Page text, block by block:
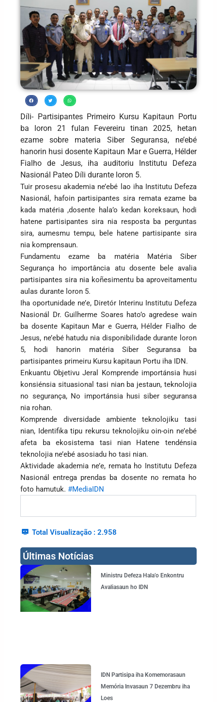
Díli- Partisipantes Primeiro Kursu Kapitaun Portu
ba loron 21 fulan Fevereiru tinan 2025, hetan
ezame sobre materia Siber Seguransa, ne’ebé
hanorin husi dosente Kapitaun Mar e Guerra, Hélder
Fialho de Jesus, iha auditoriu Institutu Defeza
Nasionál Pateo Díli durante loron 5.
Tuir prosesu akademia ne’ebé lao iha Institutu Defeza
Nasionál, hafoin partisipantes sira remata ezame ba
kada matéria ,dosente hala’o kedan koreksaun, hodi
hatene partisipantes sira nia resposta ba perguntas
sira, aumesmu tempu, bele hatene partisipante sira
nia komprensaun.
Fundamentu ezame ba matéria Matéria Siber
Segurança ho importância atu dosente bele avalia
partisipantes sira nia koñesimentu ba aproveitamentu
aulas durante loron 5.
Iha oportunidade ne’e, Diretór Interinu Institutu Defeza
Nasionál Dr. Guilherme Soares hato’o agredese wain
ba dosente Kapitaun Mar e Guerra, Hélder Fialho de
Jesus, ne’ebé hatudu nia disponibilidade durante loron
5, hodi hanorin matéria Siber Seguransa ba
partisipantes primeiru Kursu kapitaun Portu iha IDN.
Enkuantu Objetivu Jeral Komprende importánsia husi
konsiénsia situasional tasi nian ba jestaun, teknolojia
no segurança, No importánsia husi siber seguransa
nia rohan.
Komprende diversidade ambiente teknolojiku tasi
nian, Identifika tipu rekursu teknolojiku oin-oin ne’ebé
afeta ba ekosistema tasi nian Hatene tendénsia
teknolojia ne’ebé asosiadu ho tasi nian.
Aktividade akademia ne’e, remata ho Institutu Defeza
Nasionál entrega prendas ba dosente no remata ho
foto hamutuk.#MediaIDN
Total Visualização : 2.958
Últimas Notícias
Ministru Defeza Hala’o Enkontru
Avaliasaun ho IDN
IDN Partisipa iha Komemorasaun
Memória Invasaun 7 Dezembru iha
Loes
Page